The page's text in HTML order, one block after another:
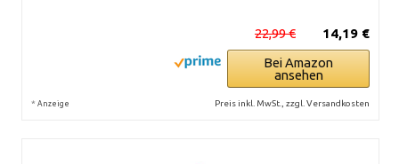
14,19 €
22,99 €
Bei Amazon
ansehen
* Anzeige Preis inkl. MwSt., zzgl. Versandkosten